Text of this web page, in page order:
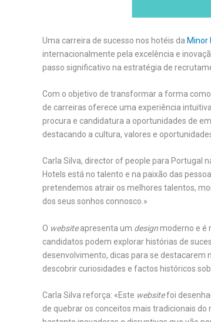
Uma carreira de sucesso nos hotéis da Minor
internacionalmente pela excelência e
passo significativo na estratégia de
Com o objetivo de transformar a forma
de carreiras oferece uma experiência
procura e candidatura a oportunidades de
destacando a cultura, valores e
Carla Silva, director of people para Portugal
Hotels está no talento e na paixão das
pretendemos atrair os melhores talentos,
dos seus sonhos connosco.»
O websiteapresenta um designmoderno e é
candidatos podem explorar histórias de
desenvolvimento, dicas para se destacarem
descobrir curiosidades e factos históricos
Carla Silva reforça: «Este websitefoi
de quebrar os conceitos mais tradicionais